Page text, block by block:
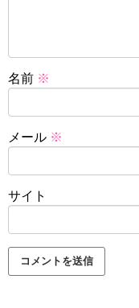
名前 ※
メール ※
サイト